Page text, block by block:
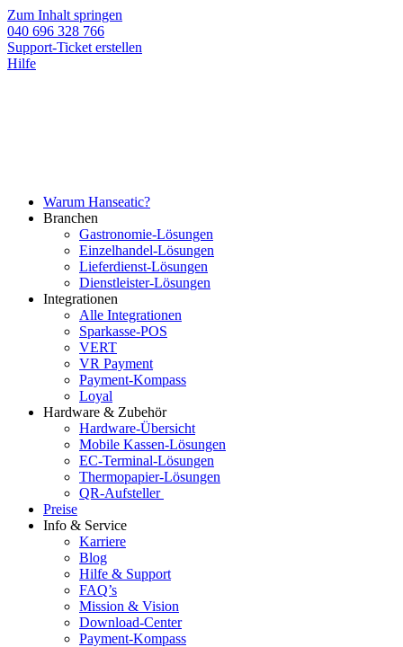
Zum Inhalt springen
040 696 328 766
Support-Ticket erstellen
Hilfe
Warum Hanseatic?
Branchen
Gastronomie-Lösungen
Einzelhandel-Lösungen
Lieferdienst-Lösungen
Dienstleister-Lösungen
Integrationen
Alle Integrationen
Sparkasse-POS
VERT
VR Payment
Payment-Kompass
Loyal
Hardware & Zubehör
Hardware-Übersicht
Mobile Kassen-Lösungen
EC-Terminal-Lösungen
Thermopapier-Lösungen
QR-Aufsteller
Preise
Info & Service
Karriere
Blog
Hilfe & Support
FAQ’s
Mission & Vision
Download-Center
Payment-Kompass